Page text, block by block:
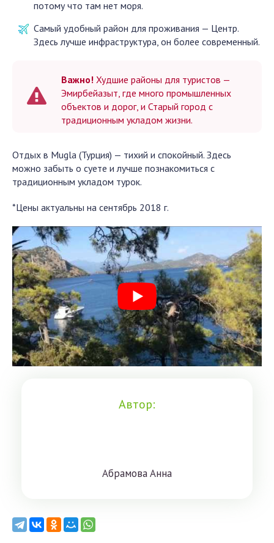
потому что там нет моря.
Самый удобный район для проживания — Центр.
Здесь лучше инфраструктура, он более современный.
Важно! Худшие районы для туристов —
Эмирбейазыт, где много промышленных
объектов и дорог, и Старый город с
традиционным укладом жизни.
Отдых в Mugla (Турция) — тихий и спокойный. Здесь
можно забыть о суете и лучше познакомиться с
традиционным укладом турок.
*Цены актуальны на сентябрь 2018 г.
Автор:
Aбрaмoвa Aннa